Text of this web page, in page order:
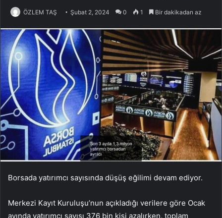
ÖZLEM TAŞ Şubat 2, 2024 0 1 Bir dakikadan az
Borsada yatırımcı sayısında düşüş eğilimi devam ediyor.
Merkezi Kayıt Kuruluşu’nun açıkladığı verilere göre Ocak
ayında yatırımcı sayısı 376 bin kişi azalırken, toplam